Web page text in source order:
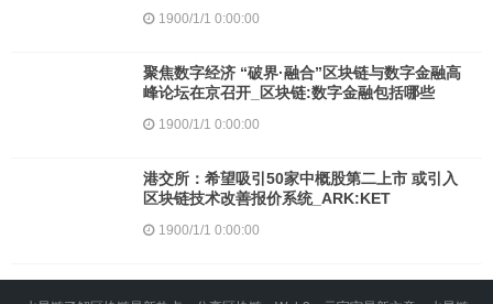
1900/1/1 0:00:00
聚焦数字经济 “破界·融合”区块链与数字金融高
峰论坛在京召开_区块链:数字金融包括哪些
1900/1/1 0:00:00
港交所：希望吸引50家中概股第二上市 或引入
区块链技术改善报价系统_ARK:KET
1900/1/1 0:00:00